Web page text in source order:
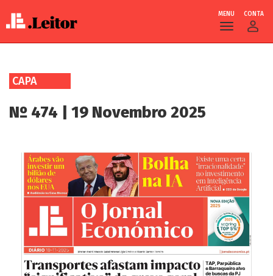
main
CONTA
MENU
CAPA
Nº 474 | 19 Novembro 2025